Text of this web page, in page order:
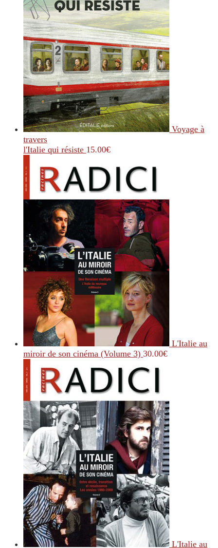
Voyage à
travers
l'Italie qui résiste 15.00€
L'Italie au
miroir de son cinéma (Volume 3) 30.00€
L'Italie au